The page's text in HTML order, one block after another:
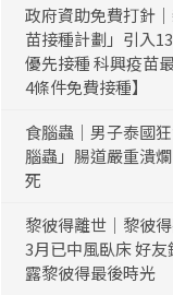
政府資助免費打針
苗接種計劃」引入
優先接種 科興疫苗
4條件免費接種】
食腦蟲｜男子泰國
腦蟲」腸道嚴重潰
死
黎彼得離世｜黎彼
3月已中風臥床 好
露黎彼得最後時光